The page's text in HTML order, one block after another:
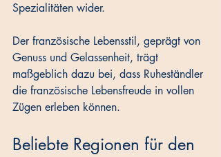
Spezialitäten wider.
Der französische Lebensstil, geprägt von
Genuss und Gelassenheit, trägt
maßgeblich dazu bei, dass Ruheständler
die französische Lebensfreude in vollen
Zügen erleben können.
Beliebte Regionen für den